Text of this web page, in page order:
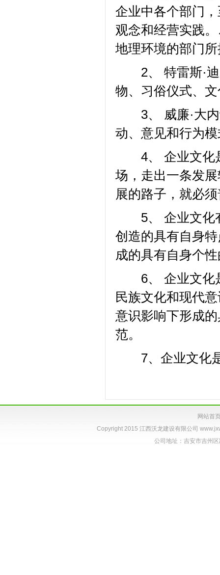
企业中各个部门
观念和经营实践
地理环境的部门
2、 特雷斯·迪
物、习俗仪式、
3、 威廉·大内
动、意见和行为
4、 企业文化是
场，走出一条发
展的路子，就必
5、 企业文化有
创造的具有自身
成的具有自身个
6、 企业文化是
民族文化和现代
意识影响下形成
范。
7、企业文化是
网站首
Copyright 2015 江西沃龙建设有限公司
公司地址：吉安市吉州